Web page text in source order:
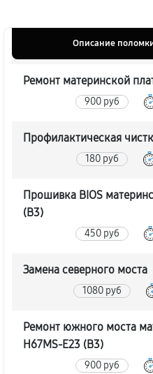
Описание
Ремонт материнской
900 руб
Профилактическая
180 руб
Прошивка BIOS
(B3)
450 руб
Замена северного моста
1080 руб
Ремонт южного моста
H67MS-E23 (B3)
900 руб